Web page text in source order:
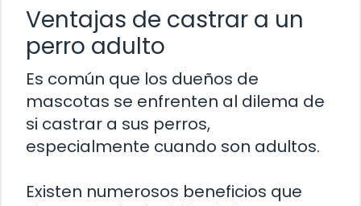
Ventajas de castrar a un
perro adulto
Es común que los dueños de
mascotas se enfrenten al dilema de
si castrar a sus perros,
especialmente cuando son adultos.
Existen numerosos beneficios que